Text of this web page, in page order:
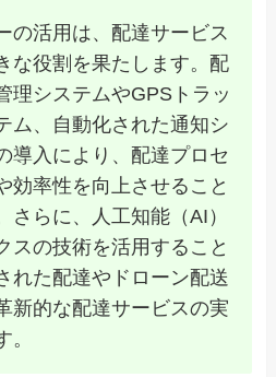
の活用は、配達サービス
な役割を果たします。配
理システムやGPSトラッ
ム、自動化された通知シ
導入により、配達プロセ
効率性を向上させること
さらに、人工知能（AI）
スの技術を活用すること
れた配達やドローン配送
新的な配達サービスの実